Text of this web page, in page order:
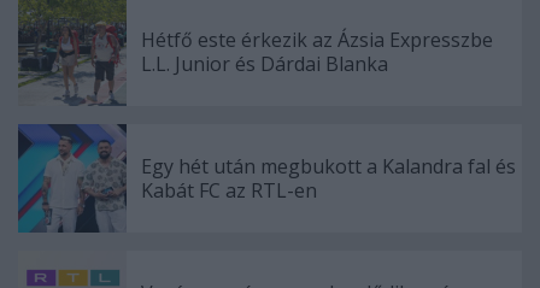
Hétfő este érkezik az Ázsia Expresszbe
L.L. Junior és Dárdai Blanka
Egy hét után megbukott a Kalandra fal és
Kabát FC az RTL-en